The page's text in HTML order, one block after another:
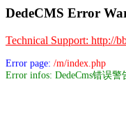
DedeCMS Error
Technical Support: http://
Error page: /m/index.php
Error infos: DedeCms错误警